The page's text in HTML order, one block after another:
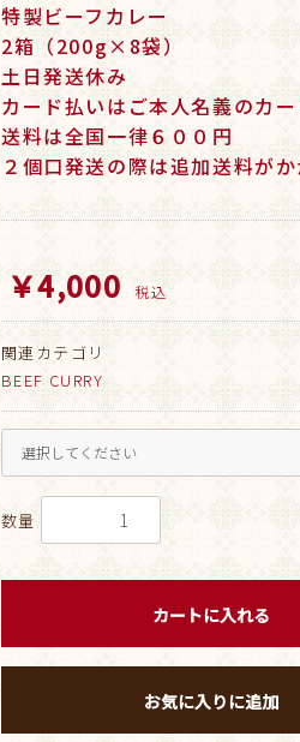
特製ビーフカレー
2箱（200g×8袋）
土日発送休み
カード払いはご本人名義のカ
送料は全国一律６００円
２個口発送の際は追加送料が
￥4,000 税込
関連カテゴリ
BEEF CURRY
数量
カートに入れる
お気に入りに追加